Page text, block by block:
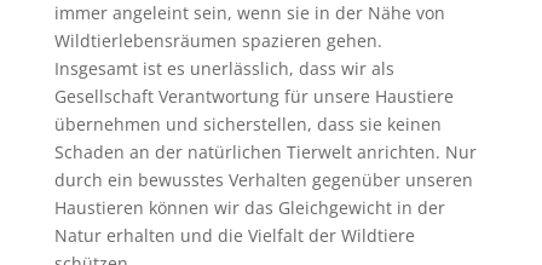
immer angeleint sein, wenn sie in der Nähe von
Wildtierlebensräumen spazieren gehen.
Insgesamt ist es unerlässlich, dass wir als
Gesellschaft Verantwortung für unsere Haustiere
übernehmen und sicherstellen, dass sie keinen
Schaden an der natürlichen Tierwelt anrichten. Nur
durch ein bewusstes Verhalten gegenüber unseren
Haustieren können wir das Gleichgewicht in der
Natur erhalten und die Vielfalt der Wildtiere